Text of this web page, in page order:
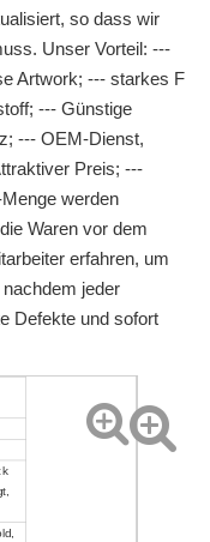
so dass wir
Unser Vorteil: ---
Artwork; --- starkes F
--- Günstige
--- OEM-Dienst,
Preis; ---
werden
Waren vor dem
erfahren, um
jeder
Defekte und sofort